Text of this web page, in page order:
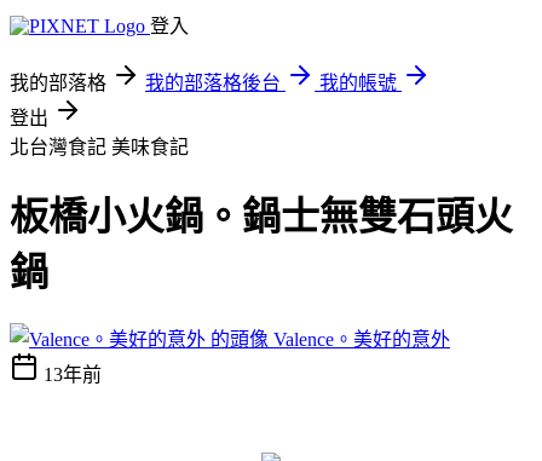
登入
我的部落格 我的部落格後台
我的帳號
登出
北台灣食記 美味食記
板橋小火鍋。鍋士無雙石頭火
鍋
Valence。美好的意外
13年前